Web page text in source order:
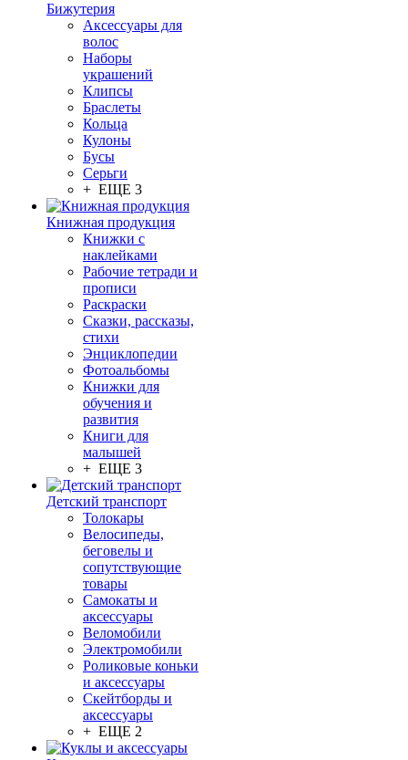
Бижутерия
Аксессуары для
волос
Наборы
украшений
Клипсы
Браслеты
Кольца
Кулоны
Бусы
Серьги
+ ЕЩЕ 3
Книжная продукция
Книжки с
наклейками
Рабочие тетради и
прописи
Раскраски
Сказки, рассказы,
стихи
Энциклопедии
Фотоальбомы
Книжки для
обучения и
развития
Книги для
малышей
+ ЕЩЕ 3
Детский транспорт
Толокары
Велосипеды,
беговелы и
сопутствующие
товары
Самокаты и
аксессуары
Веломобили
Электромобили
Роликовые коньки
и аксессуары
Скейтборды и
аксессуары
+ ЕЩЕ 2